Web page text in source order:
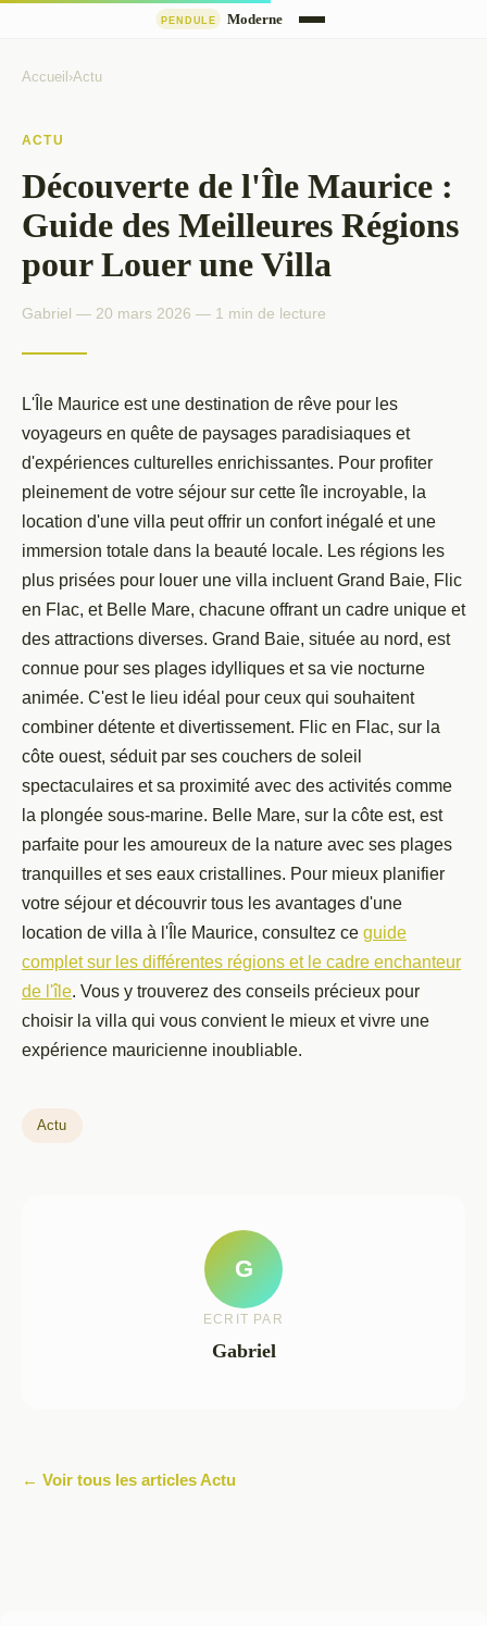
Accueil ›Actu
ACTU
Découverte de l'Île Maurice :
Guide des Meilleures Régions
pour Louer une Villa
Gabriel — 20 mars 2026 — 1 min de lecture
L'Île Maurice est une destination de rêve pour les
voyageurs en quête de paysages paradisiaques et
d'expériences culturelles enrichissantes. Pour profiter
pleinement de votre séjour sur cette île incroyable, la
location d'une villa peut offrir un confort inégalé et une
immersion totale dans la beauté locale. Les régions les
plus prisées pour louer une villa incluent Grand Baie, Flic
en Flac, et Belle Mare, chacune offrant un cadre unique et
des attractions diverses. Grand Baie, située au nord, est
connue pour ses plages idylliques et sa vie nocturne
animée. C'est le lieu idéal pour ceux qui souhaitent
combiner détente et divertissement. Flic en Flac, sur la
côte ouest, séduit par ses couchers de soleil
spectaculaires et sa proximité avec des activités comme
la plongée sous-marine. Belle Mare, sur la côte est, est
parfaite pour les amoureux de la nature avec ses plages
tranquilles et ses eaux cristallines. Pour mieux planifier
votre séjour et découvrir tous les avantages d'une
location de villa à l'Île Maurice, consultez ce guide
complet sur les différentes régions et le cadre enchanteur
de l'île. Vous y trouverez des conseils précieux pour
choisir la villa qui vous convient le mieux et vivre une
expérience mauricienne inoubliable.
Actu
G
ECRIT PAR
Gabriel
← Voir tous les articles Actu